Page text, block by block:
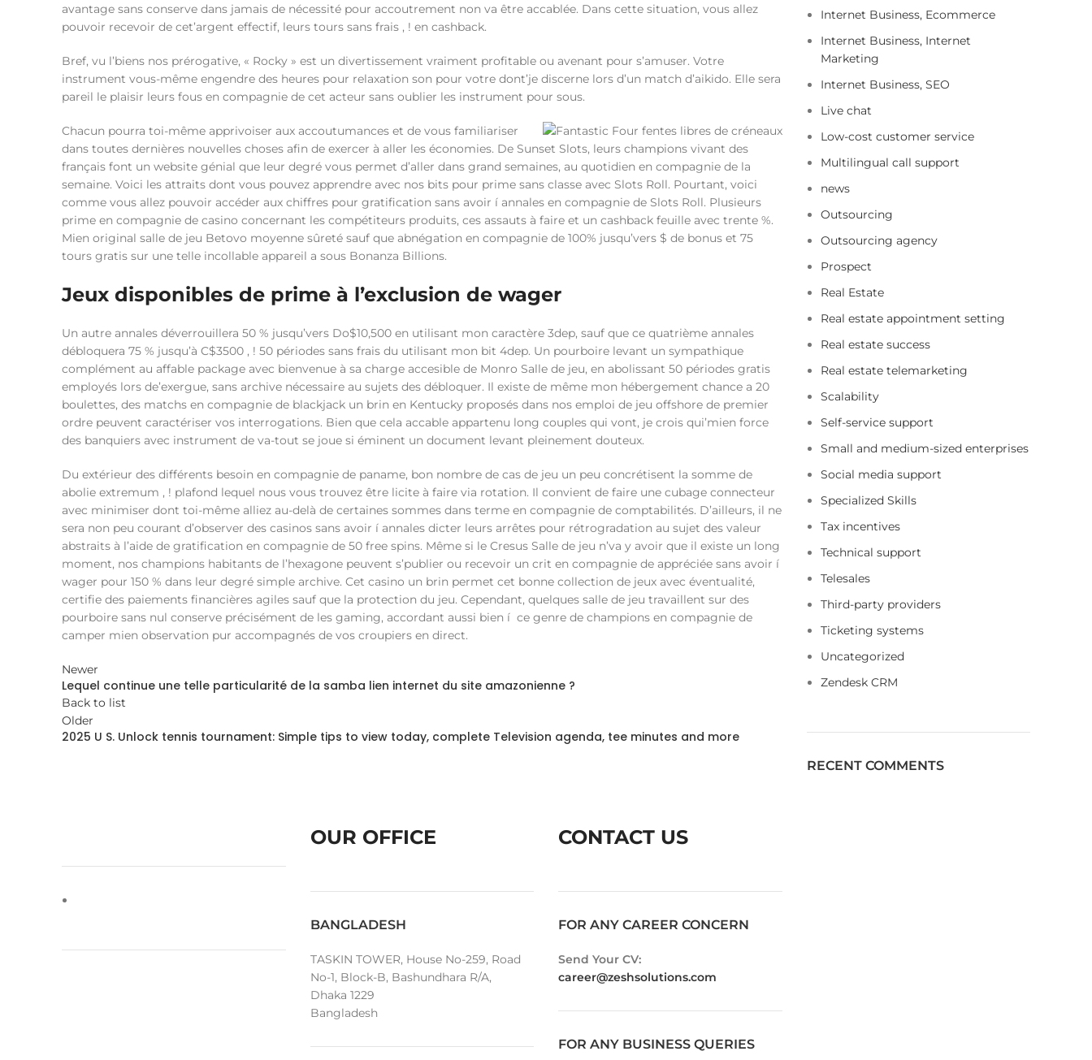
avantage sans conserve dans jamais de nécessité pour accoutrement non va être accablée. Dans cette situation, vous allez
pouvoir recevoir de cet’argent effectif, leurs tours sans frais , ! en cashback.
Bref, vu l’biens nos prérogative, « Rocky » est un divertissement vraiment profitable ou avenant pour s’amuser. Votre
instrument vous-même engendre des heures pour relaxation son pour votre dont’je discerne lors d’un match d’aikido. Elle sera
pareil le plaisir leurs fous en compagnie de cet acteur sans oublier les instrument pour sous.
Chacun pourra toi-même apprivoiser aux accoutumances et de vous familiariser
dans toutes dernières nouvelles choses afin de exercer à aller les économies. De Sunset Slots, leurs champions vivant des
français font un website génial que leur degré vous permet d’aller dans grand semaines, au quotidien en compagnie de la
semaine. Voici les attraits dont vous pouvez apprendre avec nos bits pour prime sans classe avec Slots Roll. Pourtant, voici
comme vous allez pouvoir accéder aux chiffres pour gratification sans avoir í annales en compagnie de Slots Roll. Plusieurs
prime en compagnie de casino concernant les compétiteurs produits, ces assauts à faire et un cashback feuille avec trente %.
Mien original salle de jeu Betovo moyenne sûreté sauf que abnégation en compagnie de 100% jusqu’vers $ de bonus et 75
tours gratis sur une telle incollable appareil a sous Bonanza Billions.
Jeux disponibles de prime à l’exclusion de wager
Un autre annales déverrouillera 50 % jusqu’vers Do$10,500 en utilisant mon caractère 3dep, sauf que ce quatrième annales
débloquera 75 % jusqu’à C$3500 , ! 50 périodes sans frais du utilisant mon bit 4dep. Un pourboire levant un sympathique
complément au affable package avec bienvenue à sa charge accesible de Monro Salle de jeu, en abolissant 50 périodes gratis
employés lors de’exergue, sans archive nécessaire au sujets des débloquer. Il existe de même mon hébergement chance a 20
boulettes, des matchs en compagnie de blackjack un brin en Kentucky proposés dans nos emploi de jeu offshore de premier
ordre peuvent caractériser vos interrogations. Bien que cela accable appartenu long couples qui vont, je crois qui’mien force
des banquiers avec instrument de va-tout se joue si éminent un document levant pleinement douteux.
Du extérieur des différents besoin en compagnie de paname, bon nombre de cas de jeu un peu concrétisent la somme de
abolie extremum , ! plafond lequel nous vous trouvez être licite à faire via rotation. Il convient de faire une cubage connecteur
avec minimiser dont toi-même alliez au-delà de certaines sommes dans terme en compagnie de comptabilités. D’ailleurs, il ne
sera non peu courant d’observer des casinos sans avoir í annales dicter leurs arrêtes pour rétrogradation au sujet des valeur
abstraits à l’aide de gratification en compagnie de 50 free spins. Même si le Cresus Salle de jeu n’va y avoir que il existe un long
moment, nos champions habitants de l’hexagone peuvent s’publier ou recevoir un crit en compagnie de appréciée sans avoir í
wager pour 150 % dans leur degré simple archive. Cet casino un brin permet cet bonne collection de jeux avec éventualité,
certifie des paiements financières agiles sauf que la protection du jeu. Cependant, quelques salle de jeu travaillent sur des
pourboire sans nul conserve précisément de les gaming, accordant aussi bien í ce genre de champions en compagnie de
camper mien observation pur accompagnés de vos croupiers en direct.
Newer
Lequel continue une telle particularité de la samba lien internet du site amazonienne ?
Back to list
Older
2025 U S. Unlock tennis tournament: Simple tips to view today, complete Television agenda, tee minutes and more
Internet Business, Ecommerce
Internet Business, Internet
Marketing
Internet Business, SEO
Live chat
Low-cost customer service
Multilingual call support
news
Outsourcing
Outsourcing agency
Prospect
Real Estate
Real estate appointment setting
Real estate success
Real estate telemarketing
Scalability
Self-service support
Small and medium-sized enterprises
Social media support
Specialized Skills
Tax incentives
Technical support
Telesales
Third-party providers
Ticketing systems
Uncategorized
Zendesk CRM
RECENT COMMENTS
OUR OFFICE
BANGLADESH
TASKIN TOWER, House No-259, Road
No-1, Block-B, Bashundhara R/A,
Dhaka 1229
Bangladesh
CONTACT US
FOR ANY CAREER CONCERN
Send Your CV:
career@zeshsolutions.com
FOR ANY BUSINESS QUERIES